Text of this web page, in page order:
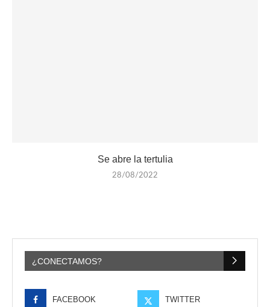
Se abre la tertulia
28/08/2022
¿CONECTAMOS?
FACEBOOK TWITTER